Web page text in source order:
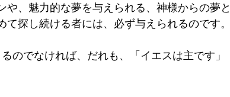
、魅力的な夢を与えられる、神様からの夢と
探し続ける者には、必ず与えられるのです。
のでなければ、だれも、「イエスは主です」